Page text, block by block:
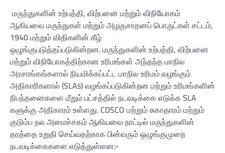
மருந்துகளின் உற்பத்தி, விற்பனை மற்றும் விநியோகம்
ஆகியவை மருந்துகள் மற்றும் அழகுசாதனப் பொருட்கள் சட்டம்,
1940 மற்றும் விதிகளின் கீழ்
ஒழுங்குபடுத்தப்படுகின்றன. மருந்துகளின் உற்பத்தி, விற்பனை
மற்றும் விநியோகத்திற்கான உரிமங்கள் அந்தந்த மாநில
அரசாங்கங்களால் நியமிக்கப்பட்ட மாநில உரிமம் வழங்கும்
அதிகாரிகளால் (SLAs) வழங்கப்படுகின்றன மற்றும் உரிமங்களின்
நிபந்தனைகளை மீறும் பட்சத்தில் நடவடிக்கை எடுக்க SLA
களுக்கு அதிகாரம் உள்ளது. CDSCO மற்றும் சுகாதாரம் மற்றும்
குடும்ப நல அமைச்சகம் ஆகியவை நாட்டில் மருந்துகளின்
தரத்தை உறுதி செய்வதற்காக பின்வரும் ஒழுங்குமுறை
நடவடிக்கைகளை எடுத்துள்ளன:-